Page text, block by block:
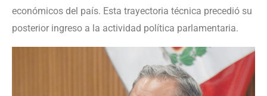
económicos del país. Esta trayectoria técnica precedió su
posterior ingreso a la actividad política parlamentaria.